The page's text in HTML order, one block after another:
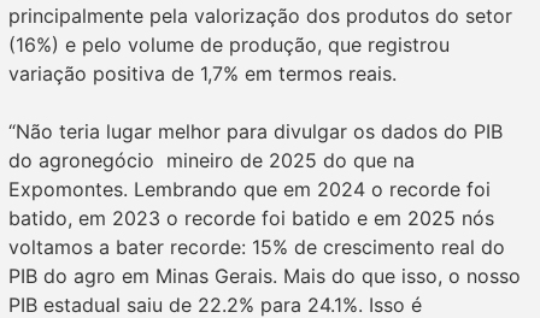
principalmente pela valorização dos produtos do setor
(16%) e pelo volume de produção, que registrou
variação positiva de 1,7% em termos reais.
“Não teria lugar melhor para divulgar os dados do PIB
do agronegócio mineiro de 2025 do que na
Expomontes. Lembrando que em 2024 o recorde foi
batido, em 2023 o recorde foi batido e em 2025 nós
voltamos a bater recorde: 15% de crescimento real do
PIB do agro em Minas Gerais. Mais do que isso, o nosso
PIB estadual saiu de 22.2% para 24.1%. Isso é